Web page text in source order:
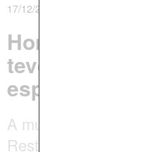
17/12/2018 às 12h06m
Homem
teve
esposa dele
A mulher foi levada
Restauração, no